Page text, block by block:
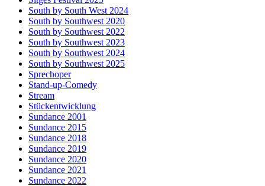
South by South West 2024
South by Southwest 2020
South by Southwest 2022
South by Southwest 2023
South by Southwest 2024
South by Southwest 2025
Sprechoper
Stand-up-Comedy
Stream
Stückentwicklung
Sundance 2001
Sundance 2015
Sundance 2018
Sundance 2019
Sundance 2020
Sundance 2021
Sundance 2022